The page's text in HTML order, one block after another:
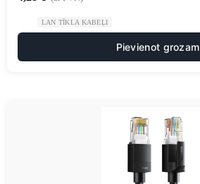
LAN TĪKLA KABEĻI
Pievienot grozam